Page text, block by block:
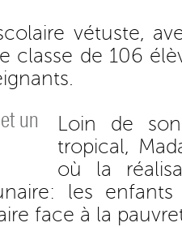
vétuste,
classe de 106
un
Loin de
tropical,
où la
les
face à la